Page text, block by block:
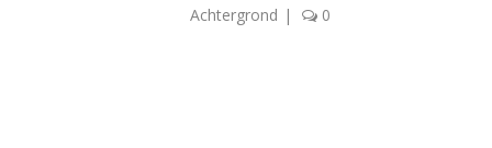
Achtergrond | 0